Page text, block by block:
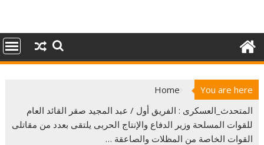
You are here
Home
المتحدث_العسكرى : الفريق أول / عبد المجيد صقر القائد العام
للقوات المسلحة وزير الدفاع والإنتاج الحربى يلتقى بعدد من مقاتلى
القوات الخاصة من المظلات والصاعقة …